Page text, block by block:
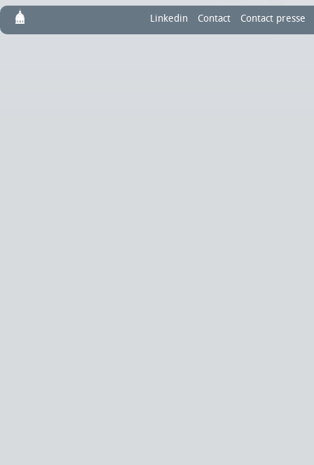
Linkedin Contact Contact presse